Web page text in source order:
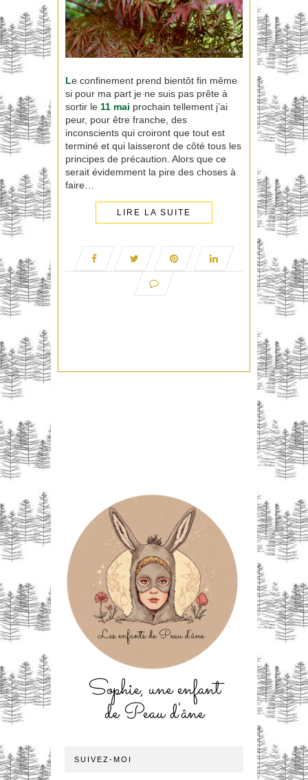
Le confinement prend bientôt fin même
si pour ma part je ne suis pas prête à
sortir le 11 mai prochain tellement j’ai
peur, pour être franche, des
inconscients qui croiront que tout est
terminé et qui laisseront de côté tous les
principes de précaution. Alors que ce
serait évidemment la pire des choses à
faire…
LIRE LA SUITE
Sophie, une enfant
de Peau d'âne
SUIVEZ-MOI